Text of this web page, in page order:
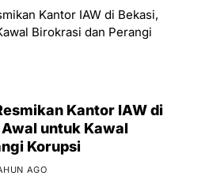
Kantor IAW di
untuk Kawal
Korupsi
AGO